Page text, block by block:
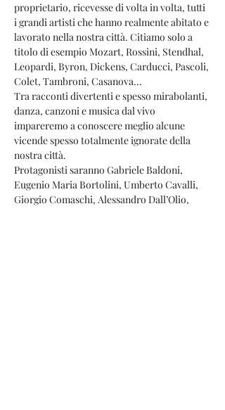
proprietario, ricevesse di volta in volta, tutti
i grandi artisti che hanno realmente abitato e
lavorato nella nostra città. Citiamo solo a
titolo di esempio Mozart, Rossini, Stendhal,
Leopardi, Byron, Dickens, Carducci, Pascoli,
Colet, Tambroni, Casanova...
Tra racconti divertenti e spesso mirabolanti,
danza, canzoni e musica dal vivo
impareremo a conoscere meglio alcune
vicende spesso totalmente ignorate della
nostra città.
Protagonisti saranno Gabriele Baldoni,
Eugenio Maria Bortolini, Umberto Cavalli,
Giorgio Comaschi, Alessandro Dall’Olio,